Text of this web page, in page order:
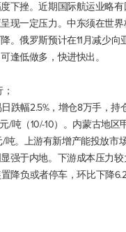
下挫。近期国际航运业略
现一定压力。中东须在世
。俄罗斯预计在11月减少
逢低做多，快进快出。
跌幅2.5%，增仓8万手，持
/吨（10/-10）。内蒙古地
。上游有新增产能投放市
强于内地。下游成本压力
降负或者停车，环比下降